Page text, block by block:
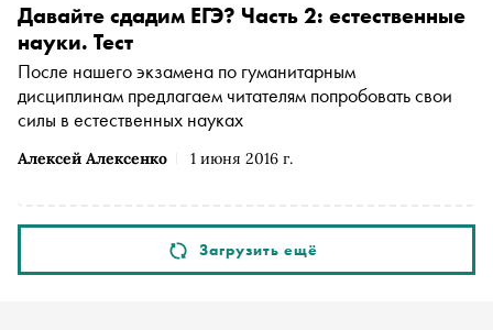
Алексей Алексенко 1 июня 2016 г.
Давайте сдадим ЕГЭ? Часть 2: естественные
науки. Тест
После нашего экзамена по гуманитарным
дисциплинам предлагаем читателям попробовать свои
силы в естественных науках
Загрузить ещё